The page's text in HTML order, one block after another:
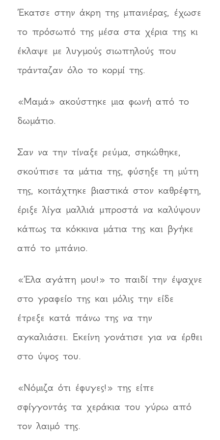
Έκατσε στην άκρη της μπανιέρας, έχωσε
το πρόσωπό της μέσα στα χέρια της κι
έκλαψε με λυγμούς σιωπηλούς που
τράνταζαν όλο το κορμί της.
«Μαμά» ακούστηκε μια φωνή από το
δωμάτιο.
Σαν να την τίναξε ρεύμα, σηκώθηκε,
σκούπισε τα μάτια της, φύσηξε τη μύτη
της, κοιτάχτηκε βιαστικά στον καθρέφτη,
έριξε λίγα μαλλιά μπροστά να καλύψουν
κάπως τα κόκκινα μάτια της και βγήκε
από το μπάνιο.
«Έλα αγάπη μου!» το παιδί την έψαχνε
στο γραφείο της και μόλις την είδε
έτρεξε κατά πάνω της να την
αγκαλιάσει. Εκείνη γονάτισε για να έρθει
στο ύψος του.
«Νόμιζα ότι έφυγες!» της είπε
σφίγγοντάς τα χεράκια του γύρω από
τον λαιμό της.